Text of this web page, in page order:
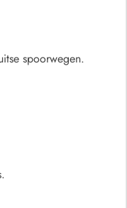
spoorwegen.